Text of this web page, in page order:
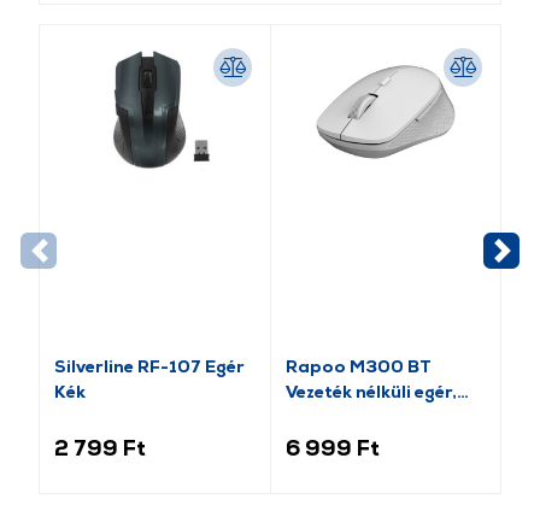
Silverline RF-107 Egér
Kék
2 799 Ft
Rapoo M300 BT
Vezeték nélküli egér,
(184340)
6 999 Ft